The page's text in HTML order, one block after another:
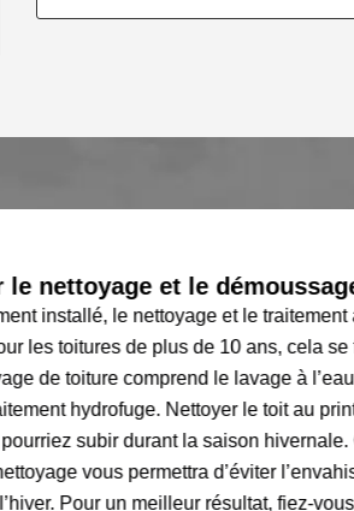
et le démoussage de
le nettoyage et le traitement anti-
de plus de 10 ans, cela se fait
comprend le lavage à l’eau ou le
Nettoyer le toit au printemps
subir durant la saison hivernale. Cela
vous permettra d’éviter
un meilleur résultat, fiez-vous au